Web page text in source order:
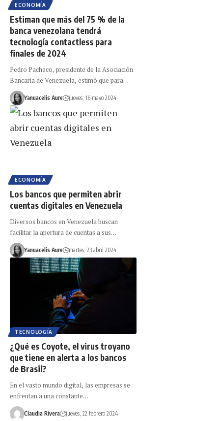
ECONOMÍA
Estiman que más del 75 % de la
banca venezolana tendrá
tecnología contactless para
finales de 2024
Pedro Pacheco, presidente de la Asociación
Bancaria de Venezuela, estimó que para…
Yanuacelis Aure jueves, 16 mayo 2024
ECONOMÍA
Los bancos que permiten abrir
cuentas digitales en Venezuela
Diversos bancos en Venezuela buscan
facilitar la apertura de cuentas a sus…
Yanuacelis Aure martes, 23 abril 2024
TECNOLOGÍA
¿Qué es Coyote, el virus troyano
que tiene en alerta a los bancos
de Brasil?
En el vasto mundo digital, las empresas se
enfrentan a una constante…
Claudia Rivera jueves, 22 febrero 2024